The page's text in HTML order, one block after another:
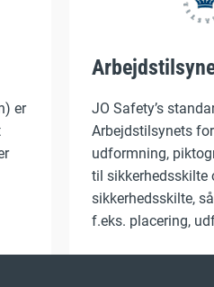
er
JO Safety’s
Arbejdstilsynets
udformning,
til sikkerhedsskilte
sikkerhedsskilte,
f.eks. placering,